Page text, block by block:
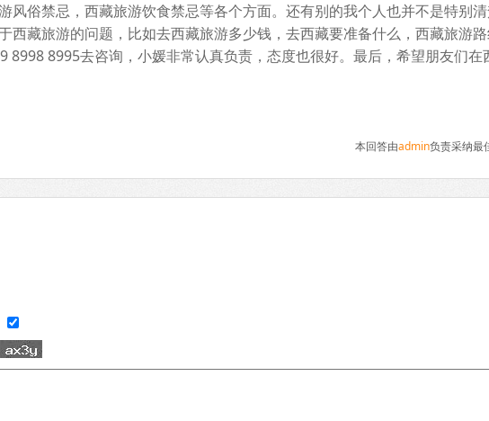
风俗禁忌，西藏旅游饮食禁忌等各个方面。还有别的我个人也并不是特别
西藏旅游的问题，比如去西藏旅游多少钱，去西藏要准备什么，西藏旅游
8998 8995去咨询，小媛非常认真负责，态度也很好。最后，希望朋友们在
本回答由admin负责采纳最